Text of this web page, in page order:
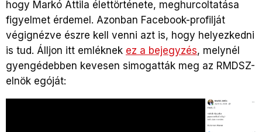
hogy Markó Attila élettörténete, meghurcoltatása
figyelmet érdemel. Azonban Facebook-profilját
végignézve észre kell venni azt is, hogy helyezkedni
is tud. Álljon itt emléknek ez a bejegyzés, melynél
gyengédebben kevesen simogatták meg az RMDSZ-
elnök egóját: